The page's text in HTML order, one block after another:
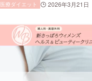
医療ダイエット 2026年3月21日